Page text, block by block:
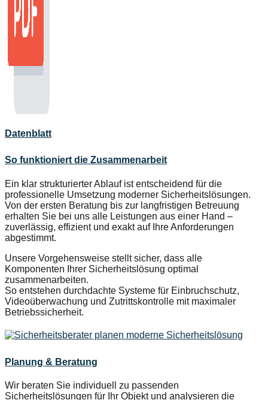
Datenblatt
So funktioniert die Zusammenarbeit
Ein klar strukturierter Ablauf ist entscheidend für die
professionelle Umsetzung moderner Sicherheitslösungen.
Von der ersten Beratung bis zur langfristigen Betreuung
erhalten Sie bei uns alle Leistungen aus einer Hand –
zuverlässig, effizient und exakt auf Ihre Anforderungen
abgestimmt.
Unsere Vorgehensweise stellt sicher, dass alle
Komponenten Ihrer Sicherheitslösung optimal
zusammenarbeiten.
So entstehen durchdachte Systeme für Einbruchschutz,
Videoüberwachung und Zutrittskontrolle mit maximaler
Betriebssicherheit.
Planung & Beratung
Wir beraten Sie individuell zu passenden
Sicherheitslösungen für Ihr Objekt und analysieren die